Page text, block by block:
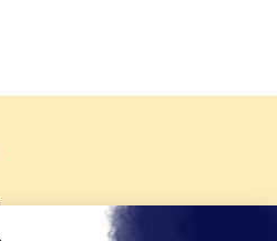
d'été 2026 de KTO